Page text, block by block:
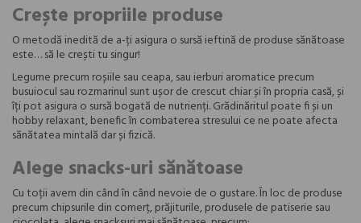
Crește propriile produse
O metodă inedită de a-ți asigura o sursă ieftină de produse sănătoase
este… să le crești tu singur!
Legume precum roșiile sau ceapa, sau ierburi aromatice precum
busuiocul sau rozmarinul sunt ușor de crescut chiar și în propria casă, și
îți pot asigura o sursă bogată de nutrienți. Grădinăritul poate fi și un
hobby relaxant, benefic în combaterea stresului ce ne poate afecta
sănătatea mintală dar și fizică.
Alege snacks-uri sănătoase
Cu toții avem din când în când nevoie de o gustare. În loc de produse
precum chipsurile din comerț, prăjiturile, produsele de patiserie sau